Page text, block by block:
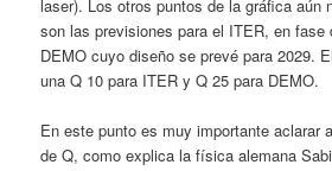
laser). Los otros puntos de la gráfica aún
son las previsiones para el ITER, en fase
DEMO cuyo diseño se prevé para 2029.
una Q 10 para ITER y Q 25 para DEMO.
En este punto es muy importante aclarar
de Q, como explica la física alemana